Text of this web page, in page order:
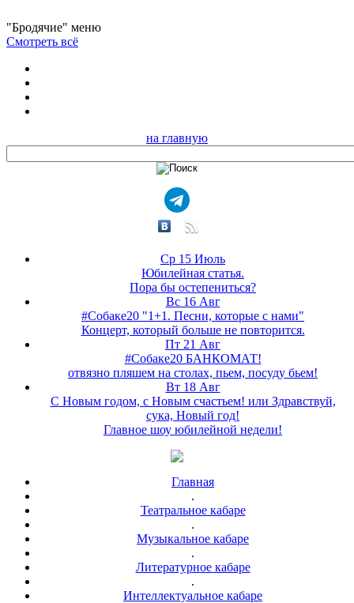
"Бродячие" меню
Смотреть всё
на главную
Ср 15 Июль
Юбилейная статья.
Пора бы остепениться?
Вс 16 Авг
#Собаке20 "1+1. Песни, которые с нами"
Концерт, который больше не повторится.
Пт 21 Авг
#Собаке20 БАНКОМАТ!
отвязно пляшем на столах, пьем, посуду бьем!
Вт 18 Авг
С Новым годом, с Новым счастьем! или Здравствуй,
сука, Новый год!
Главное шоу юбилейной недели!
Главная
.
Театральное кабаре
.
Музыкальное кабаре
.
Литературное кабаре
.
Интеллектуальное кабаре